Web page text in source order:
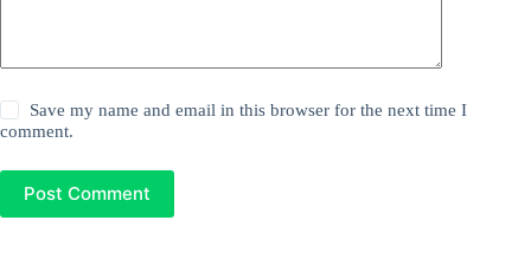
Save my name and email in this browser for the next time I
comment.
Post Comment